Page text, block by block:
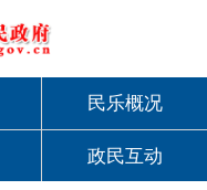
民乐概况
政民互动